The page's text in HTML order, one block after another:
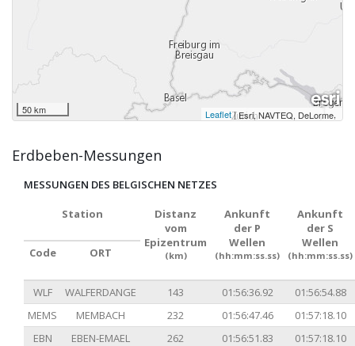
50 km Leaflet|Esri, NAVTEQ, DeLorme,
Erdbeben-Messungen
MESSUNGEN DES BELGISCHEN NETZES
Station
Distanz
vom
Epizentrum
(km)
Ankunft
der P
Wellen
(hh:mm:ss.ss)
Ankunft
der S
Wellen
(hh:mm:ss.ss)
Code ORT
WLF WALFERDANGE 143 01:56:36.92
01:56:54.88
MEMS
MEMBACH 232 01:56:47.46
01:57:18.10
EBN
EBEN-EMAEL 262 01:56:51.83
01:57:18.10